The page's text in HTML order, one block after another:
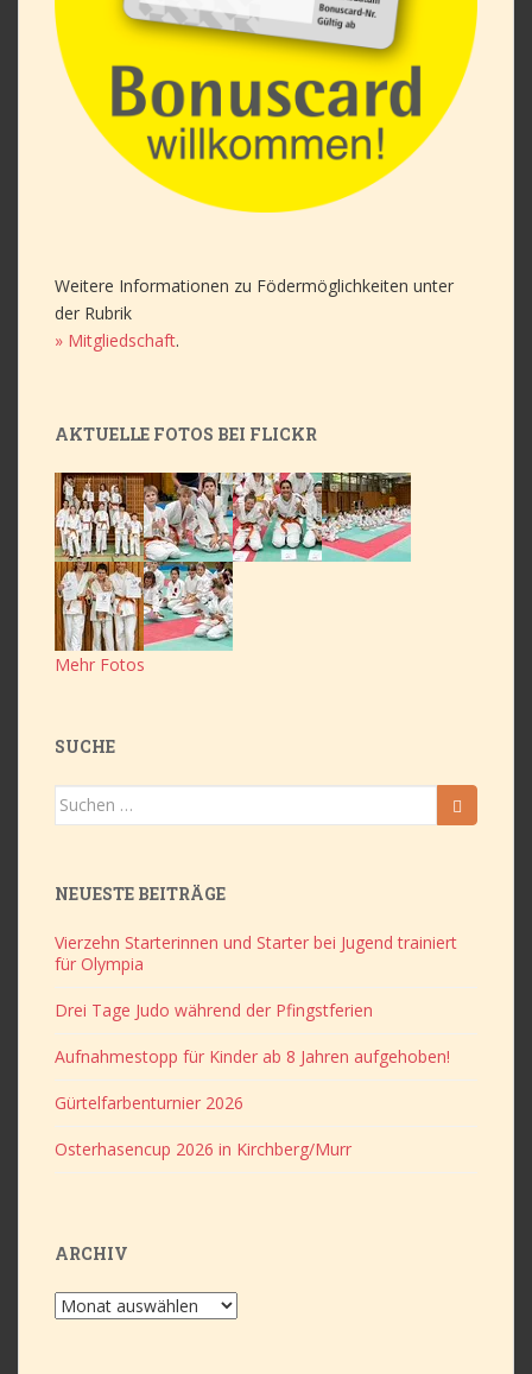
Weitere Informationen zu Födermöglichkeiten unter
der Rubrik
» Mitgliedschaft.
AKTUELLE FOTOS BEI FLICKR
Mehr Fotos
SUCHE
Suchen
nach:
NEUESTE BEITRÄGE
Vierzehn Starterinnen und Starter bei Jugend trainiert
für Olympia
Drei Tage Judo während der Pfingstferien
Aufnahmestopp für Kinder ab 8 Jahren aufgehoben!
Gürtelfarbenturnier 2026
Osterhasencup 2026 in Kirchberg/Murr
ARCHIV
Archiv